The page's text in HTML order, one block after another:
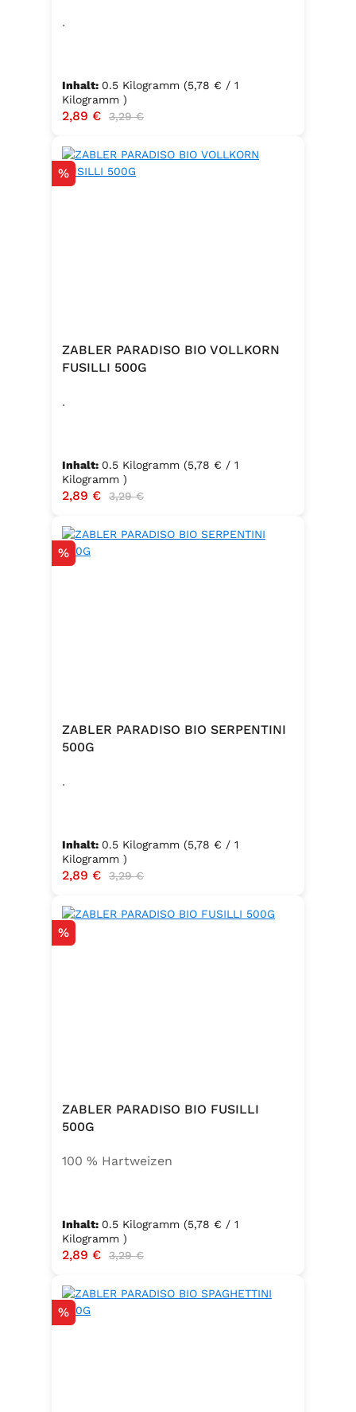
.
Inhalt: 0.5 Kilogramm (5,78 € / 1
Kilogramm )
Verkaufspreis:
2,89 € Regulärer Preis:
3,29 €
Rabatt
%
ZABLER PARADISO BIO VOLLKORN
FUSILLI 500G
.
Inhalt: 0.5 Kilogramm (5,78 € / 1
Kilogramm )
Verkaufspreis:
2,89 € Regulärer Preis:
3,29 €
Rabatt
%
ZABLER PARADISO BIO SERPENTINI
500G
.
Inhalt: 0.5 Kilogramm (5,78 € / 1
Kilogramm )
Verkaufspreis:
2,89 € Regulärer Preis:
3,29 €
Rabatt
%
ZABLER PARADISO BIO FUSILLI
500G
100 % Hartweizen
Inhalt: 0.5 Kilogramm (5,78 € / 1
Kilogramm )
Verkaufspreis:
2,89 € Regulärer Preis:
3,29 €
Rabatt
%